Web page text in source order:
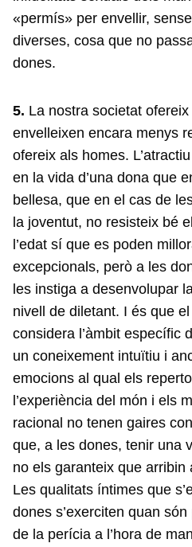
«permís» per envellir,
diverses, cosa que no
dones.
5. La nostra societat
envelleixen encara menys
ofereix als homes.
en la vida d’una dona que
bellesa, que en el cas de
la joventut, no resisteix bé
l’edat sí que es poden
excepcionals, però a les
les instiga a desenvolupar
nivell de diletant. I és que
considera l’àmbit específic
un coneixement intuïtiu i
emocions al qual els
l’experiència del món i els
racional no tenen gaires
que, a les dones, tenir una
no els garanteix que arribin
Les qualitats íntimes que
dones s’exerciten quan
de la perícia a l’hora de